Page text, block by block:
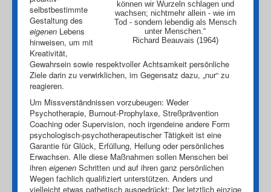
können wir Wurzeln schlagen und
wachsen; nichtmehr allein - wie im
Tod - sondern lebendig als Mensch
unter Menschen.“
Richard Beauvais (1964)
selbstbestimmte
Gestaltung des
eigenen Lebens
hinweisen, um mit
Kreativität,
Gewahrsein sowie respektvoller Achtsamkeit persönliche
Ziele darin zu verwirklichen, im Gegensatz dazu, „nur“ zu
reagieren.
Um Missverständnissen vorzubeugen: Weder
Psychotherapie, Burnout-Prophylaxe, Streßprävention
Coaching oder Supervision, noch irgendeine andere Form
psychologisch-psychotherapeutischer Tätigkeit ist eine
Garantie für Glück, Erfüllung, Heilung oder persönliches
Erwachsen. Alle diese Maßnahmen sollen Menschen bei
ihren eigenen Schritten und auf ihren ganz persönlichen
Wegen fachlich qualifiziert unterstützen. Anders und
vielleicht etwas pathetisch ausgedrückt: Der letztlich einzige